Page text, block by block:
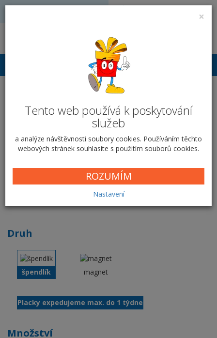
×
Tento web používá k poskytování
služeb
a analýze návštěvnosti soubory cookies. Používáním těchto
webových stránek souhlasíte s použitím souborů cookies.
ROZUMÍM
Nastavení
Volejte: 728 051 909
Přihlášení
Placky - Buttony - Button
44 mm
Button 44 mm
Druh
špendlík magnet
Placky expedujeme max. do 1 týdne
Množství